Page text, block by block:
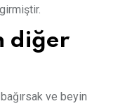
diğer
ve beyin